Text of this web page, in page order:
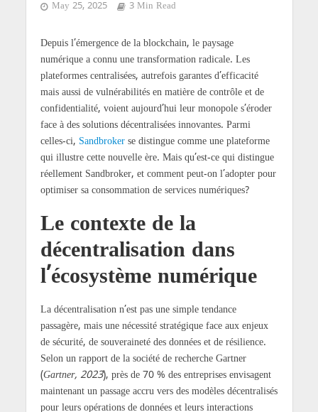
May 25, 2025 3 Min Read
Depuis l’émergence de la blockchain, le paysage
numérique a connu une transformation radicale. Les
plateformes centralisées, autrefois garantes d’efficacité
mais aussi de vulnérabilités en matière de contrôle et de
confidentialité, voient aujourd’hui leur monopole s’éroder
face à des solutions décentralisées innovantes. Parmi
celles-ci, Sandbrokerse distingue comme une plateforme
qui illustre cette nouvelle ère. Mais qu’est-ce qui distingue
réellement Sandbroker, et comment peut-on l’adopter pour
optimiser sa consommation de services numériques?
Le contexte de la
décentralisation dans
l’écosystème numérique
La décentralisation n’est pas une simple tendance
passagère, mais une nécessité stratégique face aux enjeux
de sécurité, de souveraineté des données et de résilience.
Selon un rapport de la société de recherche Gartner
(Gartner, 2023), près de 70 % des entreprises envisagent
maintenant un passage accru vers des modèles décentralisés
pour leurs opérations de données et leurs interactions